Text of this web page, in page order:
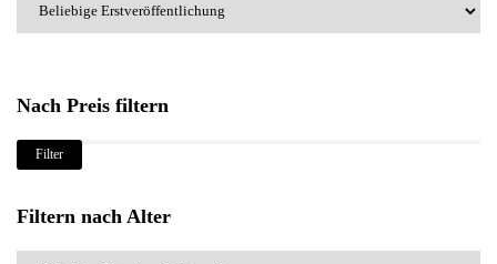
Nach Preis filtern
Min.
Preis
Max.
Preis
Filter
Filtern nach Alter